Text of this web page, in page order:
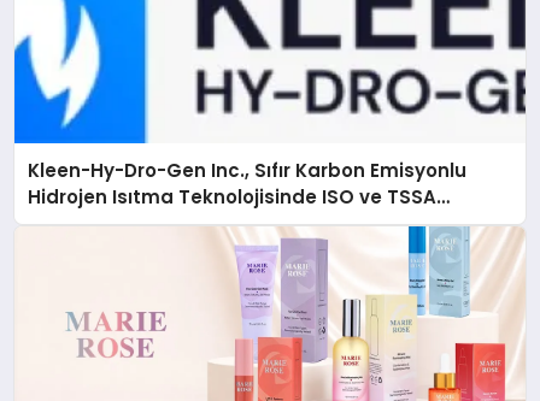
Kleen-Hy-Dro-Gen Inc., Sıfır Karbon Emisyonlu
Hidrojen Isıtma Teknolojisinde ISO ve TSSA
Düzenleyici Onaylarını Aldı